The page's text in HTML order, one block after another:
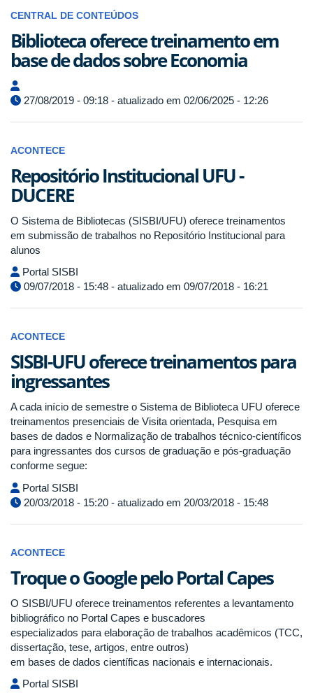
CENTRAL DE CONTEÚDOS
Biblioteca oferece treinamento em
base de dados sobre Economia
27/08/2019 - 09:18 - atualizado em 02/06/2025 - 12:26
ACONTECE
Repositório Institucional UFU -
DUCERE
O Sistema de Bibliotecas (SISBI/UFU) oferece treinamentos
em submissão de trabalhos no Repositório Institucional para
alunos
Portal SISBI
09/07/2018 - 15:48 - atualizado em 09/07/2018 - 16:21
ACONTECE
SISBI-UFU oferece treinamentos para
ingressantes
A cada início de semestre o Sistema de Biblioteca UFU oferece
treinamentos presenciais de Visita orientada, Pesquisa em
bases de dados e Normalização de trabalhos técnico-científicos
para ingressantes dos cursos de graduação e pós-graduação
conforme segue:
Portal SISBI
20/03/2018 - 15:20 - atualizado em 20/03/2018 - 15:48
ACONTECE
Troque o Google pelo Portal Capes
O SISBI/UFU oferece treinamentos referentes a levantamento
bibliográfico no Portal Capes e buscadores
especializados para elaboração de trabalhos acadêmicos (TCC,
dissertação, tese, artigos, entre outros)
em bases de dados científicas nacionais e internacionais.
Portal SISBI